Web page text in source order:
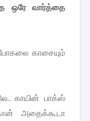
ஒரே வார்த்தை
காசையும்
காயின் பாக்ஸ்
அதைக்கூடா